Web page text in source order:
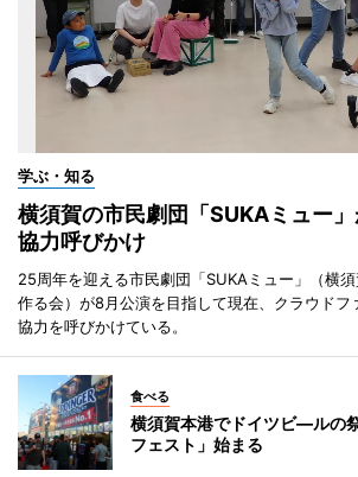
学ぶ・知る
横須賀の市民劇団「SUKAミュー
協力呼びかけ
25周年を迎える市民劇団「SUKAミュー」（横
作る会）が8月公演を目指して現在、クラウドフ
協力を呼びかけている。
食べる
横須賀本港でドイツビ―ルの
フェスト」始まる